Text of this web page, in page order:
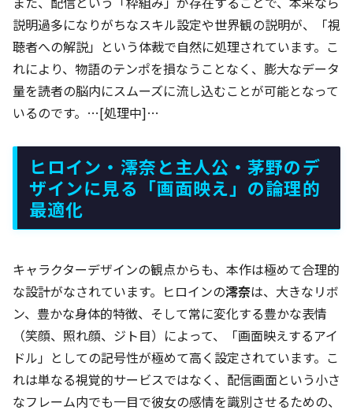
説明過多になりがちなスキル設定や世界観の説明が、「視
聴者への解説」という体裁で自然に処理されています。こ
れにより、物語のテンポを損なうことなく、膨大なデータ
量を読者の脳内にスムーズに流し込むことが可能となって
いるのです。…[処理中]…
ヒロイン・澪奈と主人公・茅野のデ
ザインに見る「画面映え」の論理的
最適化
キャラクターデザインの観点からも、本作は極めて合理的
な設計がなされています。ヒロインの澪奈は、大きなリボ
ン、豊かな身体的特徴、そして常に変化する豊かな表情
（笑顔、照れ顔、ジト目）によって、「画面映えするアイ
ドル」としての記号性が極めて高く設定されています。こ
れは単なる視覚的サービスではなく、配信画面という小さ
なフレーム内でも一目で彼女の感情を識別させるための、